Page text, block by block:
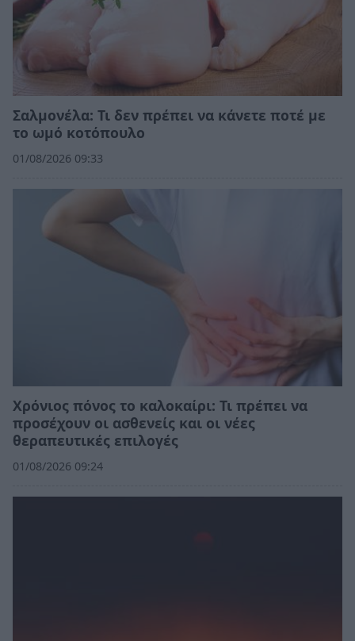
Σαλμονέλα: Τι δεν πρέπει να κάνετε ποτέ με
το ωμό κοτόπουλο
01/08/2026 09:33
Χρόνιος πόνος το καλοκαίρι: Τι πρέπει να
προσέχουν οι ασθενείς και οι νέες
θεραπευτικές επιλογές
01/08/2026 09:24